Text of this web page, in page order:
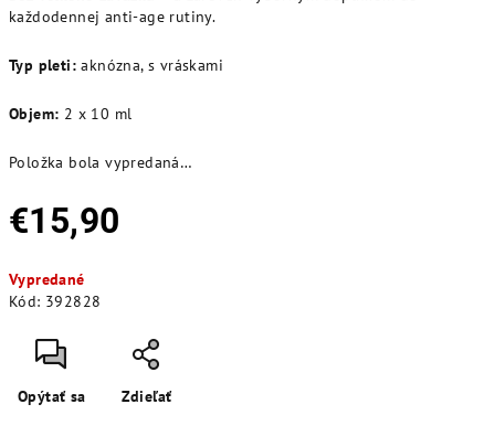
každodennej anti-age rutiny.
Typ pleti: aknózna, s vráskami
Objem: 2 x 10 ml
Položka bola vypredaná…
€15,90
cena:
Vypredané
Kód: 392828
Opýtať sa Zdieľať